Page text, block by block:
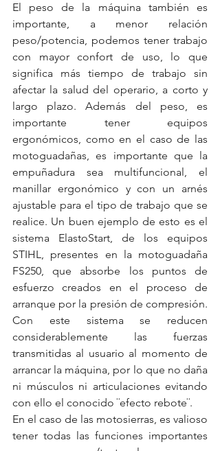
El peso de la máquina también es
importante, a menor relación
peso/potencia, podemos tener trabajo
con mayor confort de uso, lo que
significa más tiempo de trabajo sin
afectar la salud del operario, a corto y
largo plazo. Además del peso, es
importante tener equipos
ergonómicos, como en el caso de las
motoguadañas, es importante que la
empuñadura sea multifuncional, el
manillar ergonómico y con un arnés
ajustable para el tipo de trabajo que se
realice. Un buen ejemplo de esto es el
sistema ElastoStart, de los equipos
STIHL, presentes en la motoguadaña
FS250, que absorbe los puntos de
esfuerzo creados en el proceso de
arranque por la presión de compresión.
Con este sistema se reducen
considerablemente las fuerzas
transmitidas al usuario al momento de
arrancar la máquina, por lo que no daña
ni músculos ni articulaciones evitando
con ello el conocido ¨efecto rebote¨.
En el caso de las motosierras, es valioso
tener todas las funciones importantes